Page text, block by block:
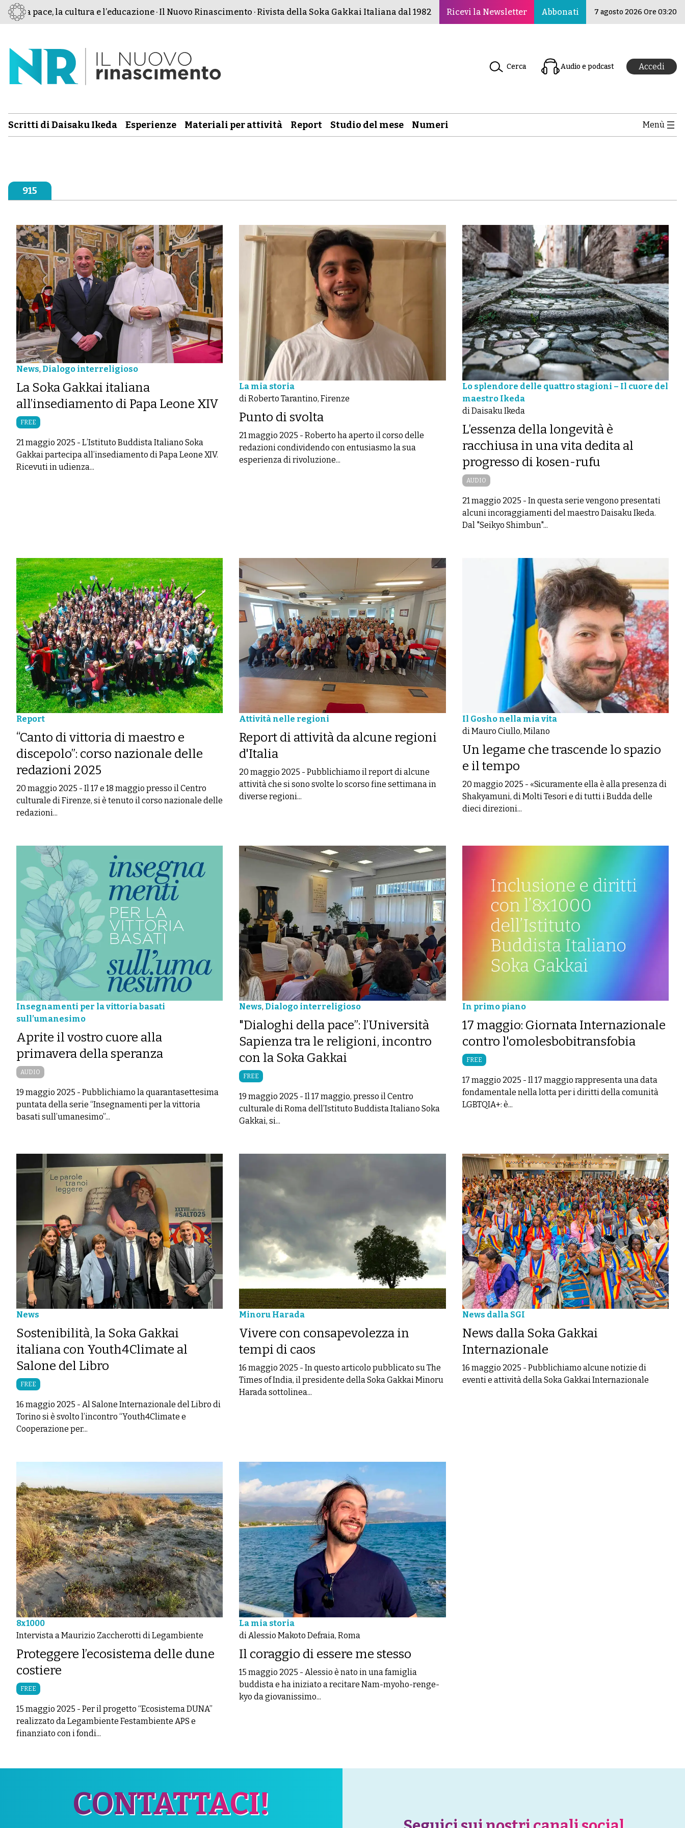
la pace, la cultura e l’educazione · Il Nuovo Rinascimento · Rivista della Soka Gakkai Italiana dal 1982 ·Buddismo per la pace, la cultura e l’educazione ·Il Nuovo
Ricevi la Newsletter Abbonati 7 agosto 2026 Ore 03:20
Cerca Audio e podcast Accedi
Scritti di Daisaku Ikeda Esperienze Materiali per attività Report Studio del mese Numeri Menù
915
News, Dialogo interreligioso
La Soka Gakkai italiana
all’insediamento di Papa Leone XIV
FREE
21 maggio 2025 - L’Istituto Buddista Italiano Soka
Gakkai partecipa all’insediamento di Papa Leone XIV.
Ricevuti in udienza...
La mia storia
di Roberto Tarantino, Firenze
Punto di svolta
21 maggio 2025 -Roberto ha aperto il corso delle
redazioni condividendo con entusiasmo la sua
esperienza di rivoluzione...
Lo splendore delle quattro stagioni – Il cuore del
maestro Ikeda
di Daisaku Ikeda
L’essenza della longevità è
racchiusa in una vita dedita al
progresso di kosen-rufu
AUDIO
21 maggio 2025 - In questa serie vengono presentati
alcuni incoraggiamenti del maestro Daisaku Ikeda.
Dal "Seikyo Shimbun"...
Report
“Canto di vittoria di maestro e
discepolo”: corso nazionale delle
redazioni 2025
20 maggio 2025 - Il 17 e 18 maggio presso il Centro
culturale di Firenze, si è tenuto il corso nazionale delle
redazioni...
Attività nelle regioni
Report di attività da alcune regioni
d'Italia
20 maggio 2025 -Pubblichiamo il report di alcune
attività che si sono svolte lo scorso fine settimana in
diverse regioni...
Il Gosho nella mia vita
di Mauro Ciullo, Milano
Un legame che trascende lo spazio
e il tempo
20 maggio 2025 - «Sicuramente ella è alla presenza di
Shakyamuni, di Molti Tesori e di tutti i Budda delle
dieci direzioni...
Insegnamenti per la vittoria basati
sull’umanesimo
Aprite il vostro cuore alla
primavera della speranza
AUDIO
19 maggio 2025 - Pubblichiamo la quarantasettesima
puntata della serie “Insegnamenti per la vittoria
basati sull’umanesimo”...
News, Dialogo interreligioso
"Dialoghi della pace”: l’Università
Sapienza tra le religioni, incontro
con la Soka Gakkai
FREE
19 maggio 2025 -Il 17 maggio, presso il Centro
culturale di Roma dell’Istituto Buddista Italiano Soka
Gakkai, si...
In primo piano
17 maggio: Giornata Internazionale
contro l'omolesbobitransfobia
FREE
17 maggio 2025 - Il 17 maggio rappresenta una data
fondamentale nella lotta per i diritti della comunità
LGBTQIA+: è...
News
Sostenibilità, la Soka Gakkai
italiana con Youth4Climate al
Salone del Libro
FREE
16 maggio 2025 - Al Salone Internazionale del Libro di
Torino si è svolto l’incontro “Youth4Climate e
Cooperazione per...
Minoru Harada
Vivere con consapevolezza in
tempi di caos
16 maggio 2025 -In questo articolo pubblicato su The
Times of India, il presidente della Soka Gakkai Minoru
Harada sottolinea...
News dalla SGI
News dalla Soka Gakkai
Internazionale
16 maggio 2025 - Pubblichiamo alcune notizie di
eventi e attività della Soka Gakkai Internazionale
8x1000
Intervista a Maurizio Zaccherotti di Legambiente
Proteggere l’ecosistema delle dune
costiere
FREE
15 maggio 2025 - Per il progetto “Ecosistema DUNA”
realizzato da Legambiente Festambiente APS e
finanziato con i fondi...
La mia storia
di Alessio Makoto Defraia, Roma
Il coraggio di essere me stesso
15 maggio 2025 - Alessio è nato in una famiglia
buddista e ha iniziato a recitare Nam-myoho-renge-
kyo da giovanissimo...
CONTATTACI!